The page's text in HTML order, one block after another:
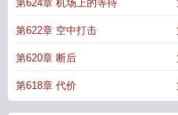
第624章 机场上的等待
第622章 空中打击
第620章 断后
第618章 代价